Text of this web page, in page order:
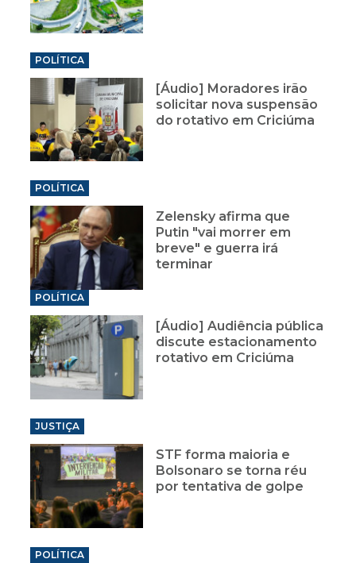
POLÍTICA
[Áudio] Moradores irão
solicitar nova suspensão
do rotativo em Criciúma
POLÍTICA
Zelensky afirma que
Putin "vai morrer em
breve" e guerra irá
terminar
POLÍTICA
[Áudio] Audiência pública
discute estacionamento
rotativo em Criciúma
JUSTIÇA
STF forma maioria e
Bolsonaro se torna réu
por tentativa de golpe
POLÍTICA